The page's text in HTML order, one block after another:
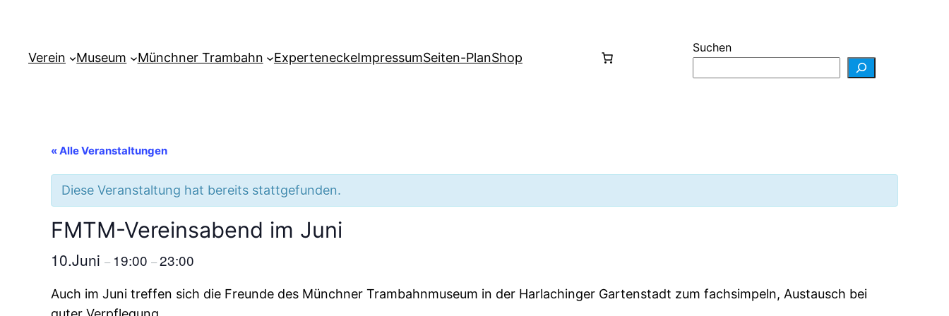
Verein Museum Münchner Trambahn ExperteneckeImpressumSeiten-PlanShop
Suchen
« Alle Veranstaltungen
Diese Veranstaltung hat bereits stattgefunden.
FMTM-Vereinsabend im Juni
10.Juni – 19:00 –23:00
Auch im Juni treffen sich die Freunde des Münchner Trambahnmuseum in der Harlachinger Gartenstadt zum fachsimpeln, Austausch bei